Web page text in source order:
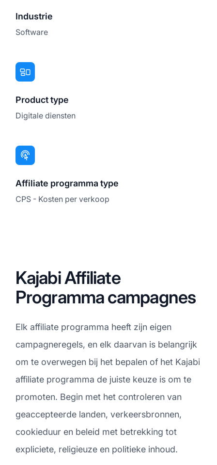
Industrie
Software
Product type
Digitale diensten
Affiliate programma type
CPS - Kosten per verkoop
Kajabi Affiliate
Programma campagnes
Elk affiliate programma heeft zijn eigen
campagneregels, en elk daarvan is belangrijk
om te overwegen bij het bepalen of het Kajabi
affiliate programma de juiste keuze is om te
promoten. Begin met het controleren van
geaccepteerde landen, verkeersbronnen,
cookieduur en beleid met betrekking tot
expliciete, religieuze en politieke inhoud.